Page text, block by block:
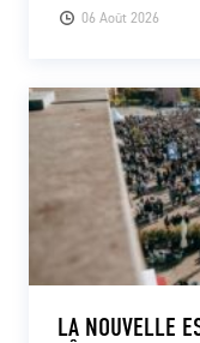
06 Août 2026
LA NOUVELLE